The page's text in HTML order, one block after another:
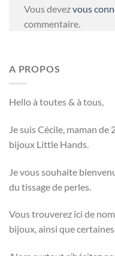
Vous devezvous
commentaire.
A PROPOS
Hello à toutes & à tous,
Je suis Cécile, maman
bijoux Little Hands.
Je vous souhaite
du tissage de perles.
Vous trouverez ici de
bijoux, ainsi que